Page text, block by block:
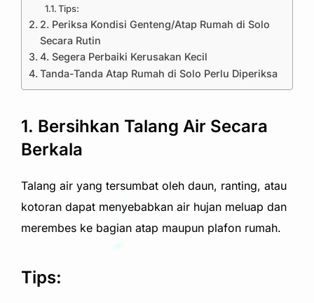
Tips:
2. Periksa Kondisi Genteng/Atap Rumah di Solo
Secara Rutin
4. Segera Perbaiki Kerusakan Kecil
Tanda-Tanda Atap Rumah di Solo Perlu Diperiksa
1. Bersihkan Talang Air Secara
Berkala
Talang air yang tersumbat oleh daun, ranting, atau
kotoran dapat menyebabkan air hujan meluap dan
merembes ke bagian atap maupun plafon rumah.
Tips: